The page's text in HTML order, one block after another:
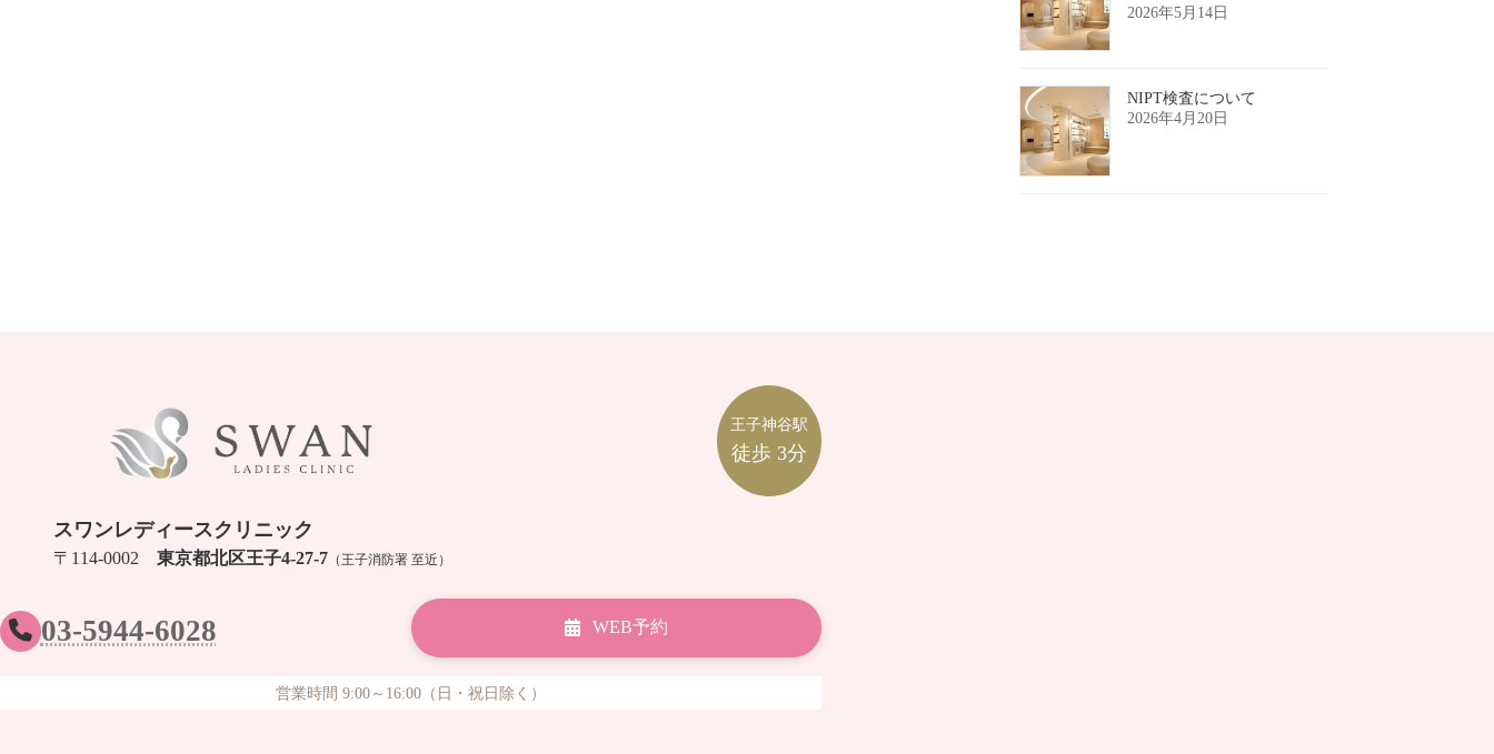
2026年5月14日
NIPT検査について
2026年4月20日
スワンレディースクリニック
〒114-0002 東京都北区王子4-27-7 （王子消防署 至近）
王子神谷駅
徒歩 3分
03-5944-6028 WEB予約
営業時間 9:00～16:00（日・祝日除く）